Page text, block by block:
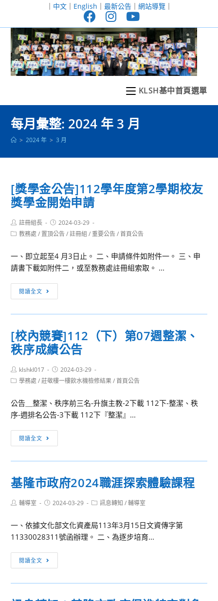
至
｜ 中文｜ English ｜ 最新公告｜ 網站導覽｜
KLSH基中首頁選單
每月彙整: 2024 年 3 月
> 2024 年 > 3 月
[獎學金公告]112學年度第2學期校友
獎學金開始申請
Post
author:
註冊組長
Post
published:
2024-03-29
Post教務處 / 置頂公告 / 註冊組 / 重要公告 / 首頁公告
一、即立起至4 月3日止。 二、申請條件如附件一。 三、申
請書下載如附件二，或至教務處註冊組索取。 ...
閱讀全文
學
金
告]112
學
度
第
學
期
校
學
金
開
始
請
[校內競賽]112（下）第07週整潔、
秩序成績公告
Post
author:
klshkl017
Post
published:
2024-03-29
Post學務處 / 莊敬樓一樓飲水機檢修結果 / 首頁公告
公告＿整潔、秩序前三名-升旗主教-2下載 112下-整潔、秩
序-週排名公告-3下載 112下『整潔』...
閱讀全文
內
競
第
週
潔、
秩
序
告
基隆市政府2024職涯探索體驗課程
Post輔導室
Post2024-03-29
Post訊息轉知 / 輔導室
一、依據文化部文化資產局113年3月15日文資傳字第
11330028311號函辦理。 二、為逐步培育...
閱讀全文
隆
市